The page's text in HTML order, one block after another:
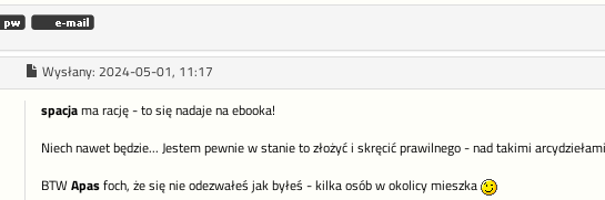
Wysłany: 2024-05-01, 11:17
spacjama rację - to się nadaje na ebooka!
Niech nawet będzie... Jestem pewnie w stanie to złożyć i skręcić prawilnego - nad takimi
BTWApasfoch, że się nie odezwałeś jak byłeś - kilka osób w okolicy mieszka